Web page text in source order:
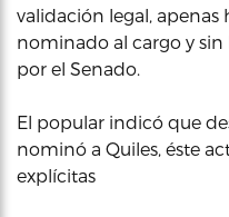
validación legal, apenas
nominado al cargo y
por el Senado.
El popular indicó que
nominó a Quiles, éste
explícitas